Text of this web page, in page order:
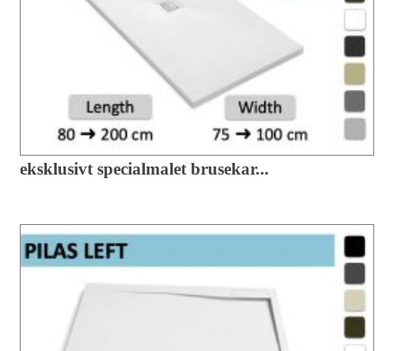
eksklusivt specialmalet brusekar...